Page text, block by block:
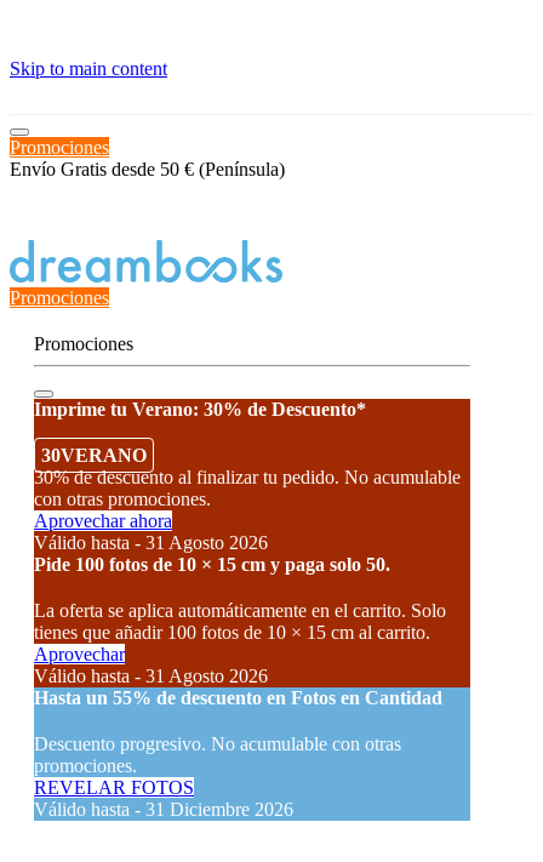
Skip to main content
Promociones
Envío Gratis desde 50 € (Península)
Promociones
Promociones
Imprime tu Verano: 30% de Descuento*
30VERANO
30% de descuento al finalizar tu pedido. No acumulable
con otras promociones.
Aprovechar ahora
Válido hasta - 31 Agosto 2026
Pide 100 fotos de 10 × 15 cm y paga solo 50.
La oferta se aplica automáticamente en el carrito. Solo
tienes que añadir 100 fotos de 10 × 15 cm al carrito.
Aprovechar
Válido hasta - 31 Agosto 2026
Hasta un 55% de descuento en Fotos en Cantidad
Descuento progresivo. No acumulable con otras
promociones.
REVELAR FOTOS
Válido hasta - 31 Diciembre 2026
≡